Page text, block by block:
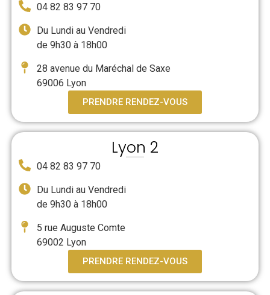
04 82 83 97 70
Du Lundi au Vendredi
de 9h30 à 18h00
28 avenue du Maréchal de Saxe
69006 Lyon
PRENDRE RENDEZ-VOUS
Lyon 2
04 82 83 97 70
Du Lundi au Vendredi
de 9h30 à 18h00
5 rue Auguste Comte
69002 Lyon
PRENDRE RENDEZ-VOUS